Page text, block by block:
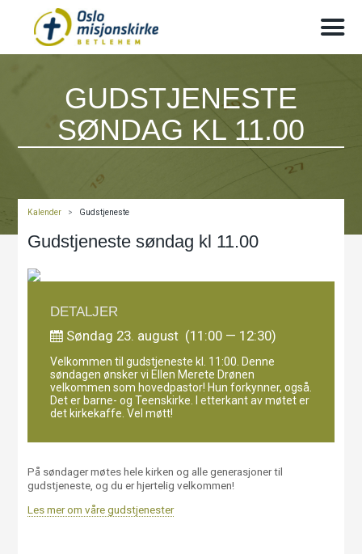
GUDSTJENESTE
SØNDAG KL 11.00
Kalender > Gudstjeneste
Gudstjeneste søndag kl 11.00
DETALJER
Søndag 23. august (11:00 — 12:30)
Velkommen til gudstjeneste kl. 11:00. Denne
søndagen ønsker vi Ellen Merete Drønen
velkommen som hovedpastor! Hun forkynner, også.
Det er barne- og Teenskirke. I etterkant av møtet er
det kirkekaffe. Vel møtt!
På søndager møtes hele kirken og alle generasjoner til
gudstjeneste, og du er hjertelig velkommen!
Les mer om våre gudstjenester